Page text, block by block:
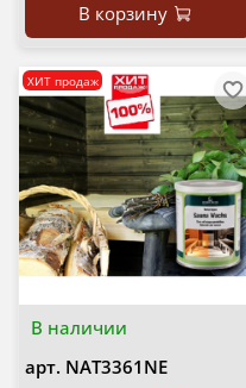
В корзину
В наличии
ХИТ продаж
арт. NAT3361NE